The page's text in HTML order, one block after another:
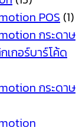
POS (1)
กระดาษ
เกอร์บาร์โค้ด
กระดาษ